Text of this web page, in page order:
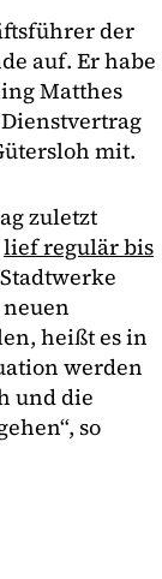
der
auf. Er habe
Matthes
mit.
zuletzt
lief regulär bis
heißt es in
werden
und die
so